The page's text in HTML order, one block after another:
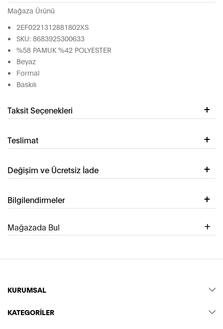
Mağaza Ürünü
2EF0221312881802XS
SKU: 8683925300633
%58 PAMUK %42 POLYESTER
Beyaz
Formal
Baskılı
Taksit Seçenekleri
Teslimat
Değişim ve Ücretsiz İade
Bilgilendirmeler
Mağazada Bul
KURUMSAL
KATEGORİLER